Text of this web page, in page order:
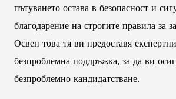
пътуването остава в безопасност и
благодарение на строгите правила за
Освен това тя ви предоставя
безпроблемна поддръжка, за да ви
безпроблемно кандидатстване.